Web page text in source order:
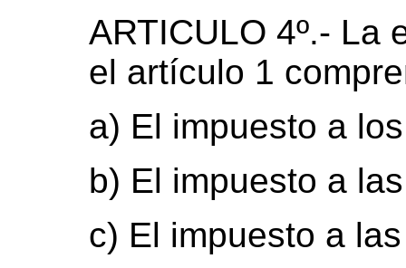
ARTICULO 4º.- La
el artículo 1
a) El impuesto a
b) El impuesto a
c) El impuesto a